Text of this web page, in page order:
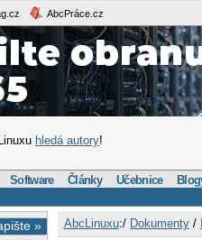
AbcPráce.cz
hledá autory!
Software Články Učebnice
» AbcLinuxu:/ Dokumenty/